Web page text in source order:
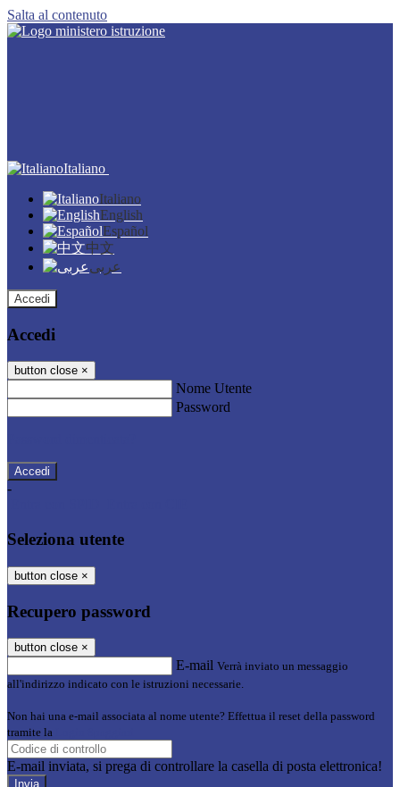
Salta al contenuto
Italiano
Italiano
English
Español
中文
عربى
Accedi
Accedi
button close ×
Nome Utente
Password
-
Seleziona utente
button close ×
Recupero password
button close ×
E-mail Verrà inviato un messaggio
all'indirizzo indicato con le istruzioni necessarie.
Non hai una e-mail associata al nome utente? Effettua il reset della password
tramite la
E-mail inviata, si prega di controllare la casella di posta elettronica!